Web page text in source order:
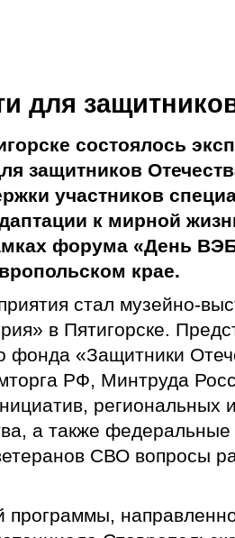
для
состоялось
защитников
участников
к мирной
форума «День
крае.
стал музейно-
в Пятигорске.
фонда «Защитники
РФ, Минтруда
региональных
а также
СВО вопросы
программы,